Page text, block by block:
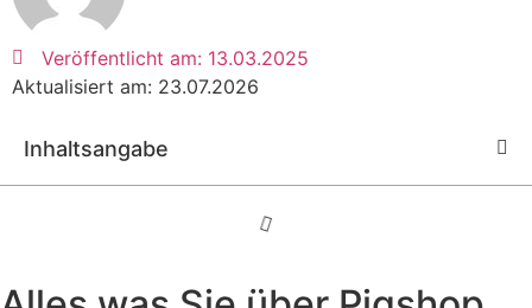
Veröffentlicht am: 13.03.2025
Aktualisiert am: 23.07.2026
Inhaltsangabe